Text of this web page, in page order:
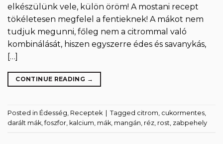
elkészülünk vele, külön öröm! A mostani recept
tökéletesen megfelel a fentieknek! A mákot nem
tudjuk megunni, főleg nem a citrommal való
kombinálását, hiszen egyszerre édes és savanykás,
[…]
CONTINUE READING →
Posted in Édesség Receptek Tagged citrom cukormentes
darált mák ,foszfor kalcium mák mangán réz rost zabpehely